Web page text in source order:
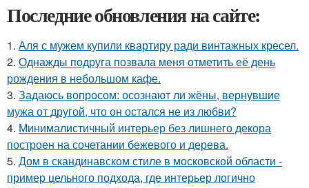
Последние обновления на сайте:
1. Аля с мужем купили квартиру ради винтажных кресел.
2. Однажды подруга позвала меня отметить её день
рождения в небольшом кафе.
3. Задаюсь вопросом: осознают ли жёны, вернувшие
мужа от другой, что он остался не из любви?
4. Минималистичный интерьер без лишнего декора
построен на сочетании бежевого и дерева.
5. Дом в скандинавском стиле в московской области -
пример цельного подхода, где интерьер логично